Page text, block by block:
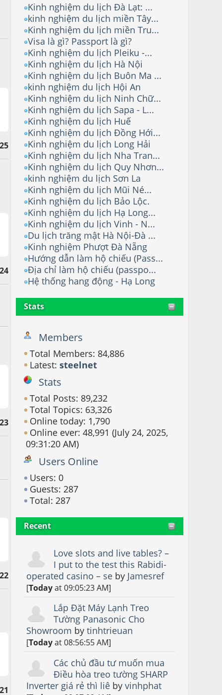
Kinh nghiệm du lịch Đà Lạt: ...
kinh nghiệm du lịch miền Tây...
Kinh nghiệm du lịch miền Tru...
Visa là gì? Passport là gì?
Kinh nghiệm du lịch Pleiku -...
Kinh nghiệm du lịch Hà Nội
Kinh nghiệm du lịch Buôn Ma ...
kinh nghiệm du lịch Hội An
Kinh nghiệm du lịch Ninh Chữ...
Kinh nghiệm du lịch Sapa - L...
Kinh nghiệm du lịch Huế
Kinh nghiệm du lịch Đồng Hới...
Kinh nghiệm du lịch Long Hải
Kinh nghiệm du lịch Nha Tran...
Kinh nghiệm du lịch Quy Nhơn...
kinh nghiệm du lịch Sơn La
Kinh nghiệm du lịch Mũi Né...
Kinh nghiệm du lịch Bảo Lộc.
Kinh nghiệm du lịch Hạ Long...
Kinh nghiệm du lịch Vinh - N...
Du lịch trăng mật Hà Nội-Đà ...
Kinh nghiệm Phượt Đà Nẵng
Hướng dẫn làm hộ chiếu (Pass...
Địa chỉ làm hộ chiếu (passpo...
Hệ thống hang động - Hạ Long
Stats
Members
Total Members: 84,886
Latest:steelnet
Stats
Total Posts: 89,232
Total Topics: 63,326
Online today: 1,790
Online ever: 48,991 (July 24, 2025,
09:31:20 AM)
Users Online
Users: 0
Guests: 287
Total: 287
Recent
Love slots and live tables? –
I put to the test this Rabidi-
operated casino – se by Jamesref
[Todayat 09:05:23 AM]
Lắp Đặt Máy Lạnh Treo
Tường Panasonic Cho
Showroom bytinhtrieuan
[Todayat 08:56:55 AM]
Các chủ đầu tư muốn mua
Điều hòa treo tường SHARP
Inverter giá rẻ thì liê byvinhphat